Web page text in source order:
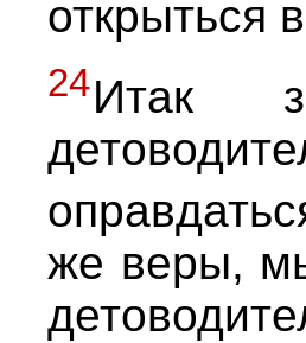
открыться
24Итак
же веры,